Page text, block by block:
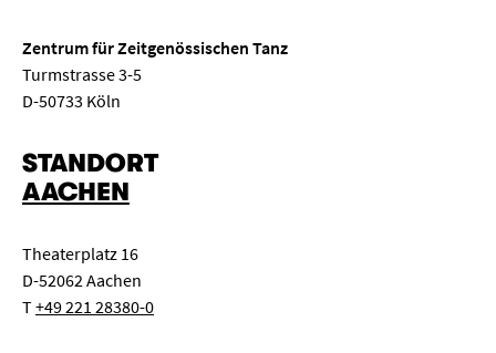
Zentrum für Zeitgenössischen Tanz
Turmstrasse 3-5
D-50733 Köln
STANDORT
AACHEN
Theaterplatz 16
D-52062 Aachen
T+49 221 28380-0